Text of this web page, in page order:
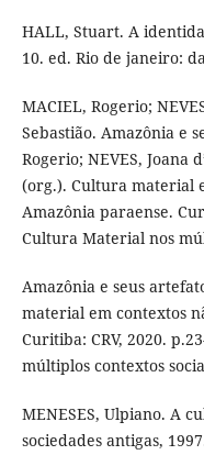
HALL, Stuart. A
10. ed. Rio de janeiro:
MACIEL, Rogerio;
Sebastião. Amazônia e
Rogerio; NEVES, Joana
(org.). Cultura material
Amazônia paraense.
Cultura Material nos
Amazônia e seus
material em contextos
Curitiba: CRV, 2020.
múltiplos contextos
MENESES, Ulpiano. A
sociedades antigas,